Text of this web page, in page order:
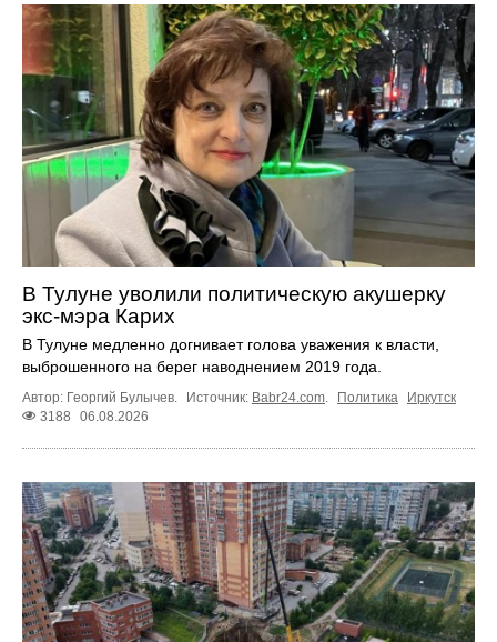
В Тулуне уволили политическую акушерку
экс-мэра Карих
В Тулуне медленно догнивает голова уважения к власти,
выброшенного на берег наводнением 2019 года.
Автор: Георгий Булычев. Источник: Babr24.com. Политика
Иркутск
3188
06.08.2026